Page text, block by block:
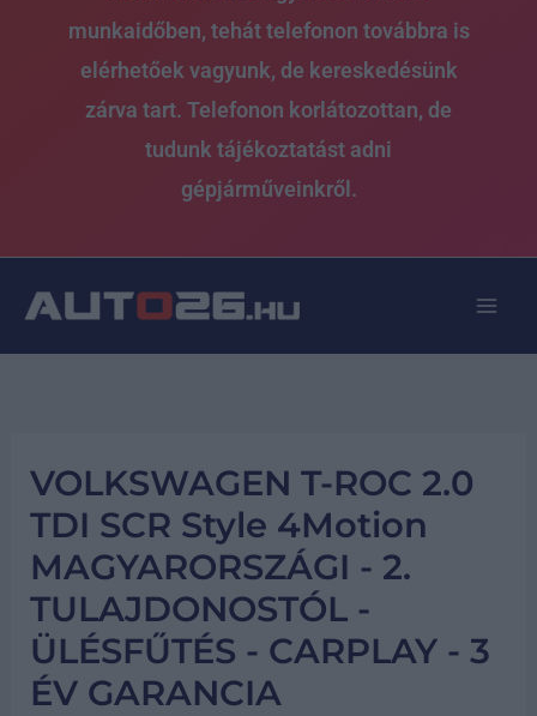
munkaidőben, tehát telefonon továbbra is
elérhetőek vagyunk, de kereskedésünk
zárva tart. Telefonon korlátozottan, de
tudunk tájékoztatást adni
gépjárműveinkről.
VOLKSWAGEN T-ROC 2.0
TDI SCR Style 4Motion
MAGYARORSZÁGI - 2.
TULAJDONOSTÓL -
ÜLÉSFŰTÉS - CARPLAY - 3
ÉV GARANCIA